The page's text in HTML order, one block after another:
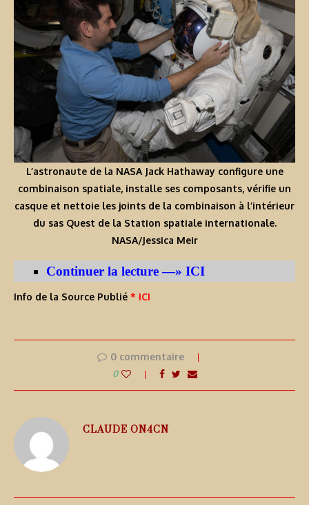
L’astronaute de la NASA Jack Hathaway configure une
combinaison spatiale, installe ses composants, vérifie un
casque et nettoie les joints de la combinaison à l’intérieur
du sas Quest de la Station spatiale internationale.
NASA/Jessica Meir
Continuer la lecture —» ICI
Info de la Source Publié * ICI
0 commentaire
0
CLAUDE ON4CN